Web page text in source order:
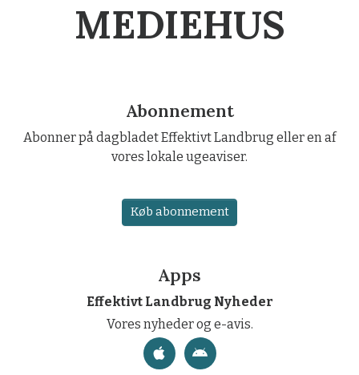
MEDIEHUS
Abonnement
Abonner på dagbladet Effektivt Landbrug eller en af
vores lokale ugeaviser.
Køb abonnement
Apps
Effektivt Landbrug Nyheder
Vores nyheder og e-avis.